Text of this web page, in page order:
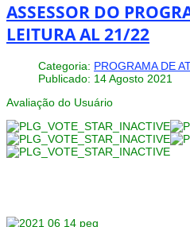
ASSESSOR DO
LEITURA AL 21/22
Categoria: PROGRAMA DE
Publicado: 14 Agosto 2021
Avaliação do Usuário